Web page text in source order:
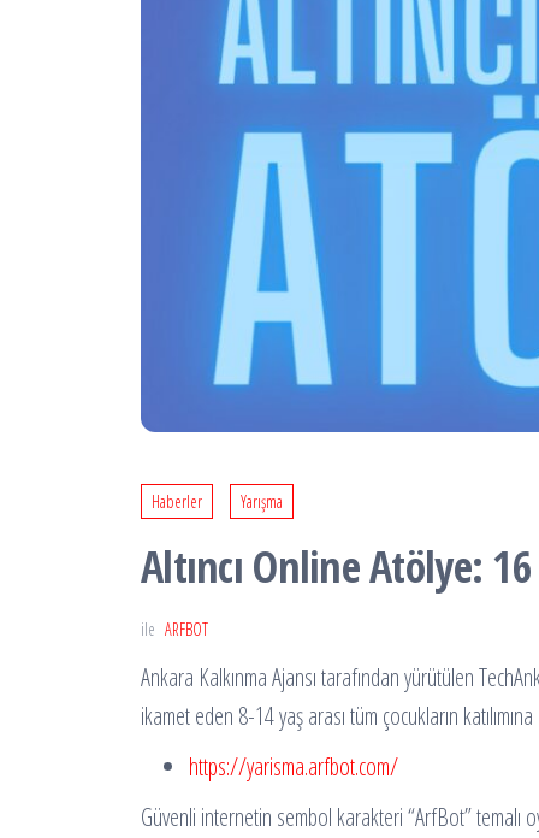
Haberler Yarışma
Altıncı Online Atölye:
ile ARFBOT
Ankara Kalkınma Ajansı tarafından yürütülen
ikamet eden 8-14 yaş arası tüm çocukların
https://yarisma.arfbot.com/
Güvenli internetin sembol karakteri “ArfBot” temalı